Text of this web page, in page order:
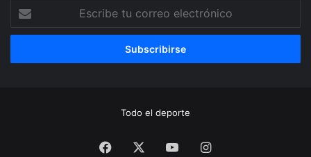
Escribe
tu
correo
Todo el deporte
Facebook YouTubeInstagram